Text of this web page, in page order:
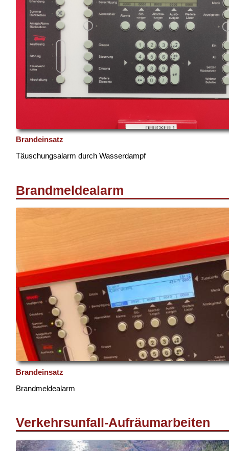
Brandeinsatz
Täuschungsalarm durch Wasserdampf
Brandmeldealarm
Brandeinsatz
Brandmeldealarm
Verkehrsunfall-Aufräumarbeiten